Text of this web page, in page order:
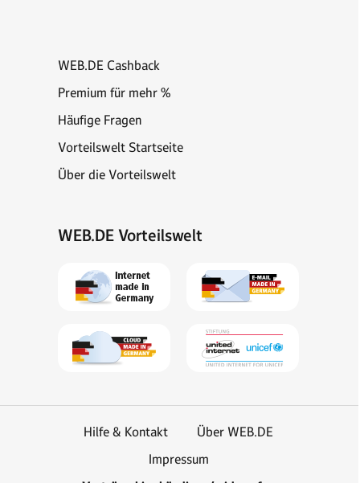
WEB.DE Cashback
Premium für mehr %
Häufige Fragen
Vorteilswelt Startseite
Über die Vorteilswelt
WEB.DE Vorteilswelt
Hilfe & Kontakt
Über WEB.DE
Impressum